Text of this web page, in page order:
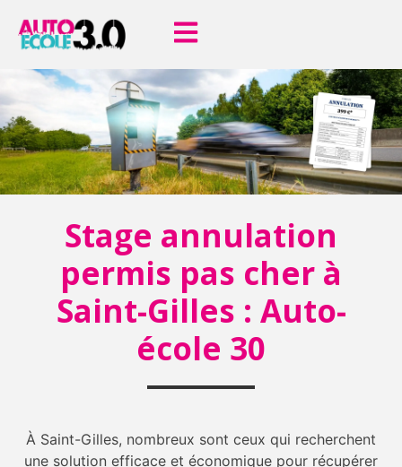
Stage annulation
permis pas cher à
Saint-Gilles : Auto-
école 30
À Saint-Gilles, nombreux sont ceux qui recherchent
une solution efficace et économique pour récupérer